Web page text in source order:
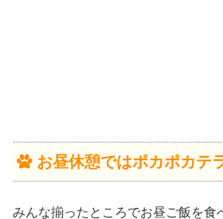
お昼休憩ではポカポカテ
みんな揃ったところでお昼ご飯を食